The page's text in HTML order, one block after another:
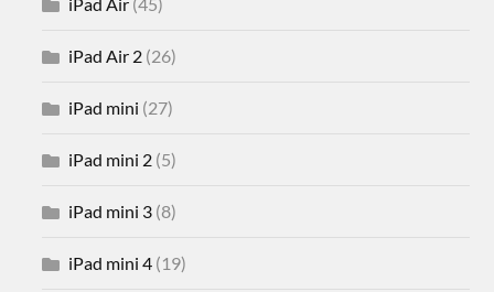
iPad Air 2 (26)
iPad mini (27)
iPad mini 2 (5)
iPad mini 3 (8)
iPad mini 4 (19)